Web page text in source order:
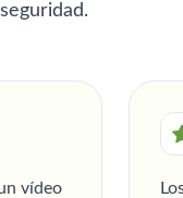
vídeo